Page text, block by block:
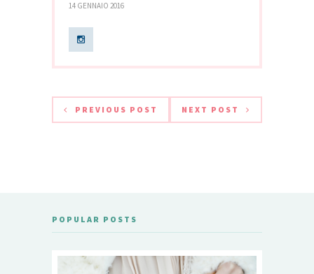
14 GENNAIO 2016
PREVIOUS POST NEXT POST
POPULAR POSTS